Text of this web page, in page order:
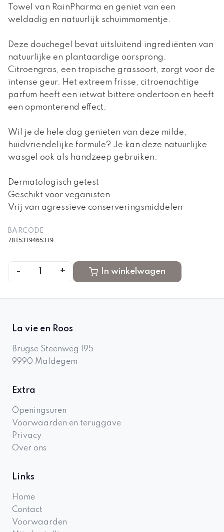
Towel van RainPharma en geniet van een
weldadig en natuurlijk schuimmomentje.
Deze douchegel bevat uitsluitend ingrediënten van
natuurlijke en plantaardige oorsprong.
Citroengras, een tropische grassoort, zorgt voor de
intense geur. Het extreem frisse, citroenachtige
parfum heeft een ietwat bittere ondertoon en heeft
een opmonterend effect.
Wil je de hele dag genieten van deze milde,
huidvriendelijke formule? Je kan deze natuurlijke
wasgel ook als handzeep gebruiken.
Dermatologisch getest
Geschikt voor veganisten
Vrij van agressieve conserveringsmiddelen
BARCODE
7815319465319
- + In winkelwagen
La vie en Roos
Brugse Steenweg 195
9990 Maldegem
Extra
Openingsuren
Voorwaarden en teruggave
Privacy
Over ons
Links
Home
Contact
Voorwaarden